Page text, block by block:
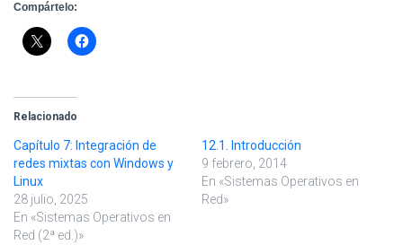
Compártelo:
Relacionado
Capítulo 7: Integración de
redes mixtas con Windows y
Linux
28 julio, 2025
En «Sistemas Operativos en
Red (2ª ed.)»
12.1. Introducción
9 febrero, 2014
En «Sistemas Operativos en
Red»